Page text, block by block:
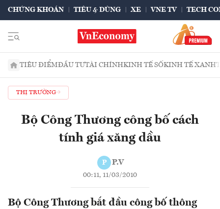
CHỨNG KHOÁN TIÊU & DÙNG XE VNE TV TECH
TIÊU ĐIỂMĐẦU TƯTÀI CHÍNHKINH TẾ SỐKINH TẾ XANH
THỊ TRƯỜNG
Bộ Công Thương công bố cách
tính giá xăng dầu
P P.V
00:11, 11/03/2010
Bộ Công Thương bắt đầu công bố thông